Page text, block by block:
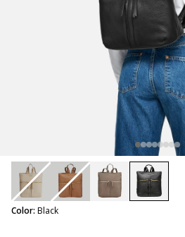
Color: Black